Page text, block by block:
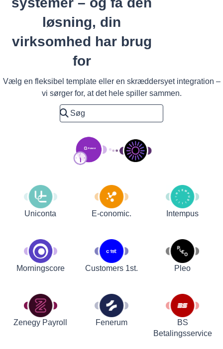
løsning, din
virksomhed har brug
for
Vælg en fleksibel template eller en skræddersyet integration –
vi sørger for, at det hele spiller sammen.
Uniconta E-conomic. Intempus
Morningscore Customers 1st. Pleo
Zenegy Payroll Fenerum
BS
Betalingsservice